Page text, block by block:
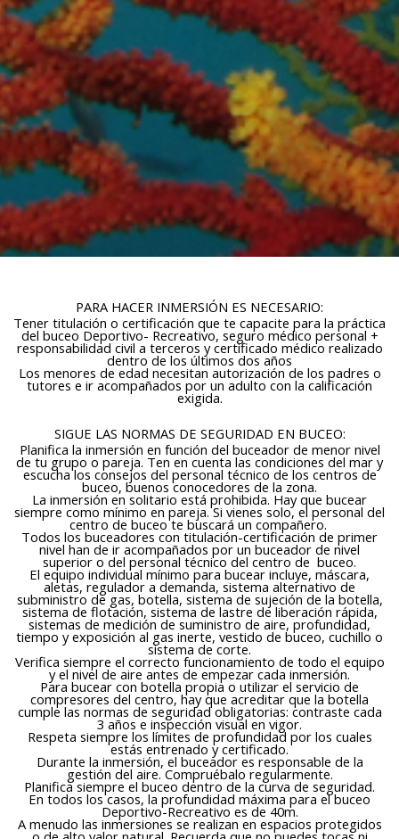
PARA HACER INMERSIÓN ES NECESARIO:
Tener titulación o certificación que te capacite para la práctica
del buceo Deportivo- Recreativo, seguro médico personal +
responsabilidad civil a terceros y certificado médico realizado
dentro de los últimos dos años
Los menores de edad necesitan autorización de los padres o
tutores e ir acompañados por un adulto con la calificación
exigida.
SIGUE LAS NORMAS DE SEGURIDAD EN BUCEO:
Planifica la inmersión en función del buceador de menor nivel
de tu grupo o pareja. Ten en cuenta las condiciones del mar y
escucha los consejos del personal técnico de los centros de
buceo, buenos conocedores de la zona.
La inmersión en solitario está prohibida. Hay que bucear
siempre como mínimo en pareja. Si vienes solo, el personal del
centro de buceo te buscará un compañero.
Todos los buceadores con titulación-certificación de primer
nivel han de ir acompañados por un buceador de nivel
superior o del personal técnico del centro de buceo.
El equipo individual mínimo para bucear incluye, máscara,
aletas, regulador a demanda, sistema alternativo de
subministro de gas, botella, sistema de sujeción de la botella,
sistema de flotación, sistema de lastre de liberación rápida,
sistemas de medición de suministro de aire, profundidad,
tiempo y exposición al gas inerte, vestido de buceo, cuchillo o
sistema de corte.
Verifica siempre el correcto funcionamiento de todo el equipo
y el nivel de aire antes de empezar cada inmersión.
Para bucear con botella propia o utilizar el servicio de
compresores del centro, hay que acreditar que la botella
cumple las normas de seguridad obligatorias: contraste cada
3 años e inspección visual en vigor.
Respeta siempre los límites de profundidad por los cuales
estás entrenado y certificado.
Durante la inmersión, el buceador es responsable de la
gestión del aire. Compruébalo regularmente.
Planifica siempre el buceo dentro de la curva de seguridad.
En todos los casos, la profundidad máxima para el buceo
Deportivo-Recreativo es de 40m.
A menudo las inmersiones se realizan en espacios protegidos
continuous observation of their browsing habits. Thanks to
them, we can know the browsing habits on the website and
display advertising related to the user's browsing profile.